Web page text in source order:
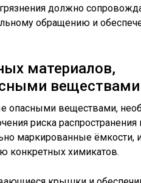
должно
обращению и
материалов,
веществами
опасными веществами,
риска
маркированные ёмкости,
конкретных химикатов.